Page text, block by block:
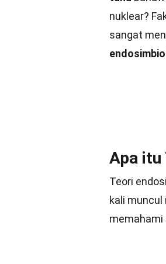
nuklear?
sangat
Apa itu
Teori
kali
memahami